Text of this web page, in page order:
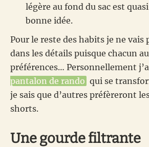
légère au fond du sac est
bonne idée.
Pour le reste des habits je ne
dans les détails puisque chacun
préférences… Personnellement
pantalon de rando qui se
je sais que d’autres préfèreront
shorts.
Une gourde filtrante